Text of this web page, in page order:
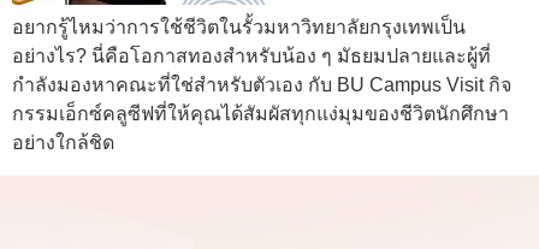
อยากรู้ไหมว่าการใช้ชีวิตในรั้วมหาวิทยาลัยกรุงเทพเป็น
อย่างไร? นี่คือโอกาสทองสำหรับน้อง ๆ มัธยมปลายและผู้ที่
กำลังมองหาคณะที่ใช่สำหรับตัวเอง กับ BU Campus Visit กิจ
กรรมเอ็กซ์คลูซีฟที่ให้คุณได้สัมผัสทุกแง่มุมของชีวิตนักศึกษา
อย่างใกล้ชิด